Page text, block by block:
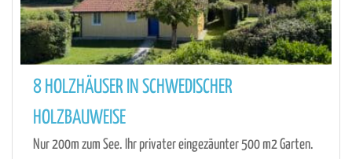
8 HOLZHÄUSER IN SCHWEDISCHER
HOLZBAUWEISE
Nur 200m zum See. Ihr privater eingezäunter 500 m2 Garten.